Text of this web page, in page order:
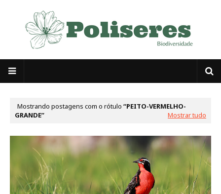
Mostrando postagens com o rótulo
PEITO-VERMELHO-
GRANDE
Mostrar tudo